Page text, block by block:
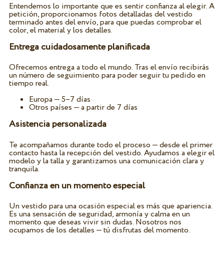
Entendemos lo importante que es sentir confianza al elegir. A
petición, proporcionamos fotos detalladas del vestido
terminado antes del envío, para que puedas comprobar el
color, el material y los detalles.
Entrega cuidadosamente planificada
Ofrecemos entrega a todo el mundo. Tras el envío recibirás
un número de seguimiento para poder seguir tu pedido en
tiempo real.
Europa — 5–7 días
Otros países — a partir de 7 días
Asistencia personalizada
Te acompañamos durante todo el proceso — desde el primer
contacto hasta la recepción del vestido. Ayudamos a elegir el
modelo y la talla y garantizamos una comunicación clara y
tranquila.
Confianza en un momento especial
Un vestido para una ocasión especial es más que apariencia.
Es una sensación de seguridad, armonía y calma en un
momento que deseas vivir sin dudas. Nosotros nos
ocupamos de los detalles — tú disfrutas del momento.